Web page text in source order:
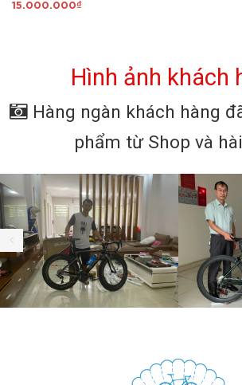
Hubsmith Ceramic, cao
15.000.000₫
Hình ảnh khách
Hàng ngàn khách hàng
phẩm từ Shop và